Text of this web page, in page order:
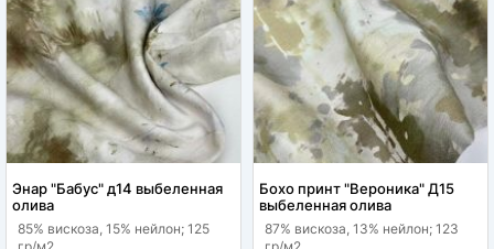
Энар "Бабус" д14 выбеленная
олива
85% вискоза, 15% нейлон; 125
Бохо принт "Вероника" Д15
выбеленная олива
87% вискоза, 13% нейлон; 123